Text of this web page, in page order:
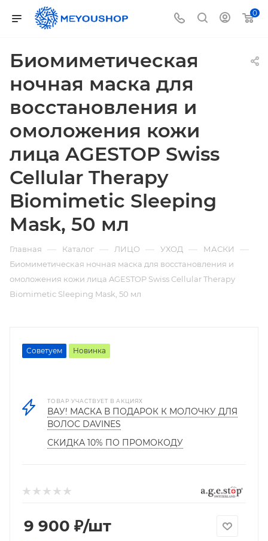
0
Биомиметическая
ночная маска для
восстановления и
омоложения кожи
лица AGESTOP Swiss
Cellular Therapy
Biomimetic Sleeping
Mask, 50 мл
Главная — Каталог — ЛИЦО — УХОД — МАСКИ —
Биомиметическая ночная маска для восстановления и
омоложения кожи лица AGESTOP Swiss Cellular Therapy
Biomimetic Sleeping Mask, 50 мл
Советуем Новинка
ТОВАР УЧАСТВУЕТ В АКЦИЯХ
ВАУ! МАСКА В ПОДАРОК К МОЛОЧКУ ДЛЯ
ВОЛОС DAVINES
СКИДКА 10% ПО ПРОМОКОДУ
9 900 ₽/шт